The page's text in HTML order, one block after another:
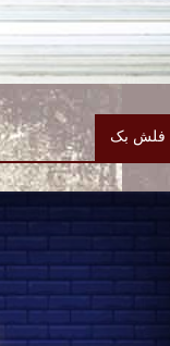
فلش بک